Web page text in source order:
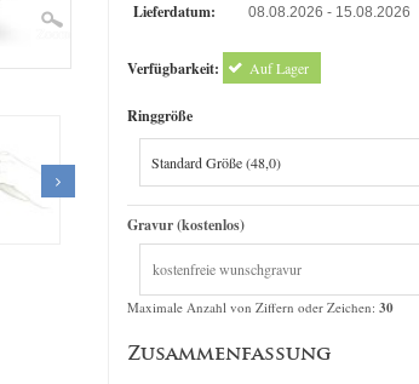
Zoom
Lieferdatum: 08.08.2026 - 15.08.2026
Verfügbarkeit: Auf Lager
Ringgröße
Gravur (kostenlos)
Maximale Anzahl von Ziffern oder Zeichen: 30
Zusammenfassung
Original Empire 1,00 ct Diamantring
verkauft für6.279,00€